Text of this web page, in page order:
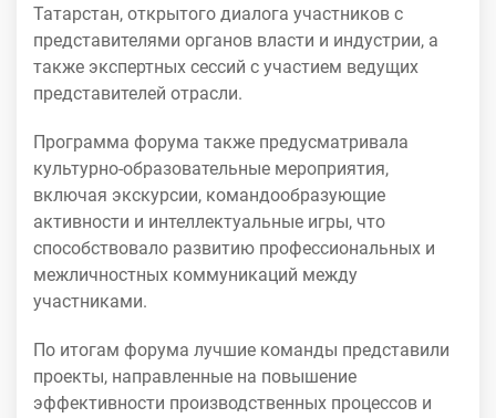
Татарстан, открытого диалога участников с
представителями органов власти и индустрии, а
также экспертных сессий с участием ведущих
представителей отрасли.
Программа форума также предусматривала
культурно-образовательные мероприятия,
включая экскурсии, командообразующие
активности и интеллектуальные игры, что
способствовало развитию профессиональных и
межличностных коммуникаций между
участниками.
По итогам форума лучшие команды представили
проекты, направленные на повышение
эффективности производственных процессов и